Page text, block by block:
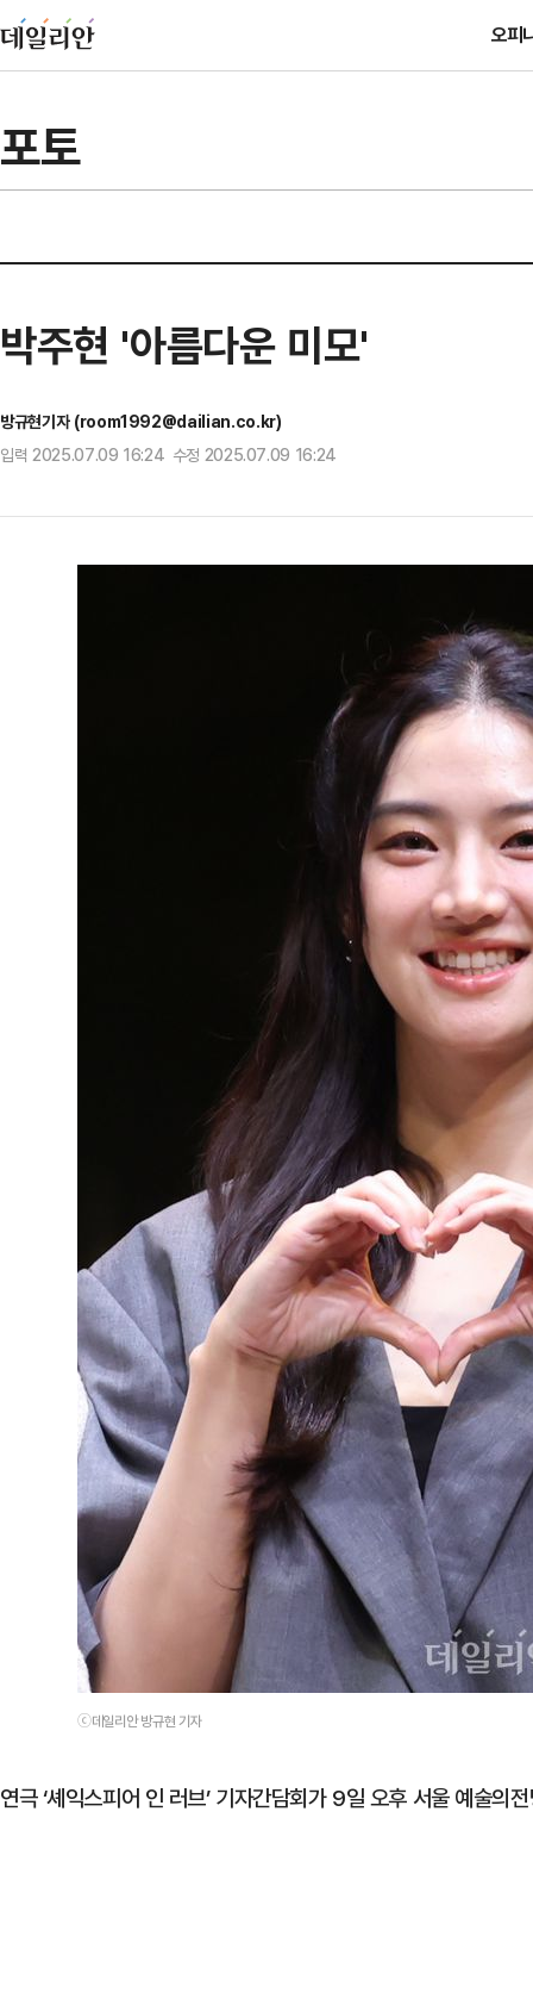
오피
포토
박주현 '아름다운 미모'
방규현기자 (room1992@dailian.co.kr)
입력 2025.07.09 16:24 수정 2025.07.09 16:24
ⓒ데일리안 방규현 기자
연극 ‘셰익스피어 인 러브’ 기자간담회가 9일 오후 서울 예술의